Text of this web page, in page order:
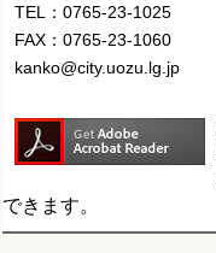
TEL：0765-23-1025
FAX：0765-23-1060
kanko@city.uozu.lg.jp
できます。